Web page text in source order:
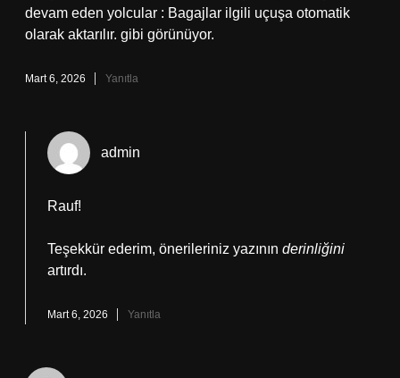
devam eden yolcular : Bagajlar ilgili uçuşa otomatik
olarak aktarılır. gibi görünüyor.
Mart 6, 2026 Yanıtla
admin
Rauf!
Teşekkür ederim, önerileriniz yazının derinliğini
artırdı.
Mart 6, 2026 Yanıtla